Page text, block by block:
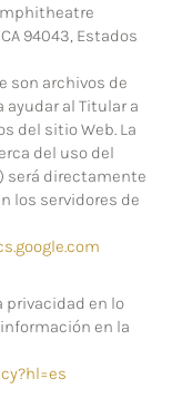
94043, Estados
son archivos de
al Titular a
del sitio Web. La
del uso del
será directamente
los servidores de
privacidad en lo
en la